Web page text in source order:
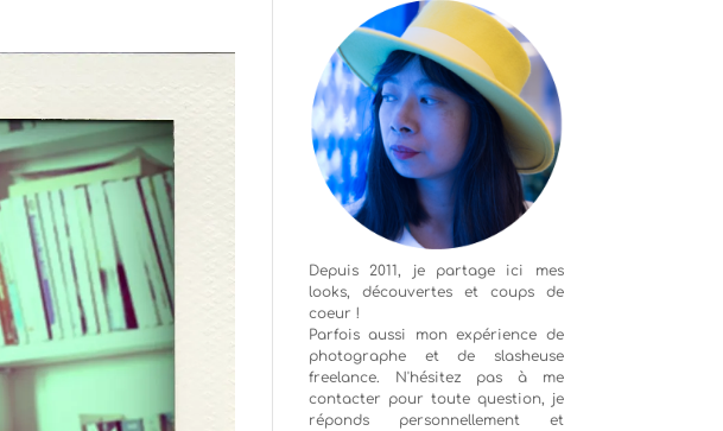
Depuis 2011, je partage ici mes
looks, découvertes et coups de
coeur !
Parfois aussi mon expérience de
photographeet de slasheuse
freelance. N'hésitez pas à me
contacter pour toute question, je
réponds personnellement et